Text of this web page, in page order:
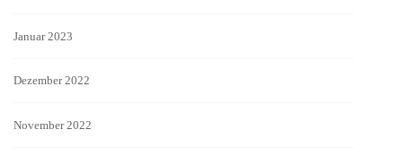
Januar 2023
Dezember 2022
November 2022